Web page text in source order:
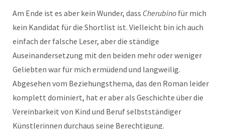
Am Ende ist es aber kein Wunder, dass Cherubino für mich
kein Kandidat für die Shortlist ist. Vielleicht bin ich auch
einfach der falsche Leser, aber die ständige
Auseinandersetzung mit den beiden mehr oder weniger
Geliebten war für mich ermüdend und langweilig.
Abgesehen vom Beziehungsthema, das den Roman leider
komplett dominiert, hat er aber als Geschichte über die
Vereinbarkeit von Kind und Beruf selbstständiger
Künstlerinnen durchaus seine Berechtigung.